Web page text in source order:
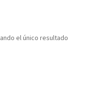
el único resultado